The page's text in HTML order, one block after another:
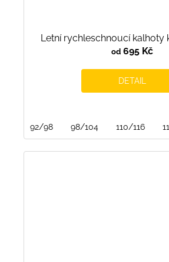
Letní rychleschnoucí kalhoty
od695 Kč
DETAIL
92/98 98/104 110/116